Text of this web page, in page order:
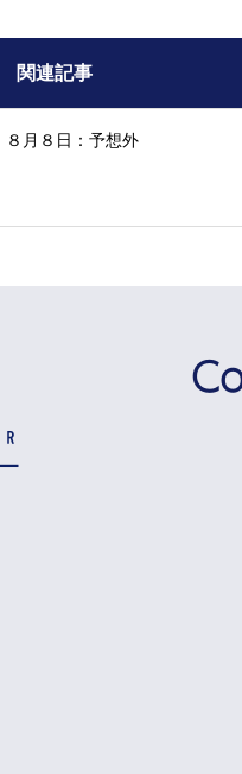
関連記事
８月８日：予想外